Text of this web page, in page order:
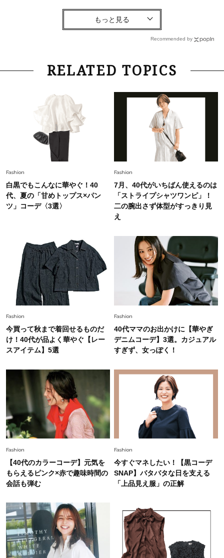
Fashion
【40代コンサバ派】白Tシャツは「パール×ゴー
Lifestyle 2026.7.29
「お若いですね」は褒め言葉？“若い＝美しい”と
ーレス連載22】
Lifestyle
26年夏の【開運アクション】は”ひと拭き”習
慣！「金運アップ→トイレ、じゃあ底上げ運
は？」
中村ゆりさん「40代になり、やっと“仕事以外の
幸福感”に目が向いた」ライフスタイルも、服も
白黒でもこんなに華やぐ！40代、夏の「甘めト
ップス×パンツ」コーデ〈3選〉
Fashion 2026.5.29
40代の夏通勤はこれ１着！「きちんと感」も
「オシャレ」も整うトレンドトップス〈4選〉
Fashion 2026.5.29
今、40代の「メガネ＆サングラス」のトレンド
に更新あり！“黒ぶち以外”が新定番に
Fashion
オシャレ40代の【ワンピ＆オールインワン】最
旬着こなし3選。地味見え回避のコツは「バッグ
選び」！
Fashion 2026.7.31
やぐ【甘め黒アイテム】3選
Fashion 2026.7.25
26年夏は「小ぶり」が大流行中！人と被らない
Recommended by
RELATED TOPICS
Fashion
白黒でもこんなに華やぐ！40
代、夏の「甘めトップス×パン
ツ」コーデ〈3選〉
Fashion
7月、40代がいちばん使えるのは
「ストライプシャツワンピ」！
二の腕出さず体型がすっきり見
え
Fashion
今買って秋まで着回せるものだ
け！40代が品よく華やぐ【レー
スアイテム】5選
Fashion
40代ママのお出かけに【華やぎ
デニムコーデ】3選。カジュアル
すぎず、女っぽく！
Fashion
【40代のカラーコーデ】元気を
もらえるピンク×赤で趣味時間の
会話も弾む
Fashion
今すぐマネしたい！【黒コーデ
SNAP】バタバタな日を支える
「上品見え服」の正解